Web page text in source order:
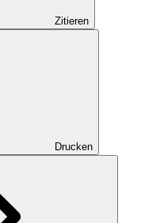
Zitieren
Drucken